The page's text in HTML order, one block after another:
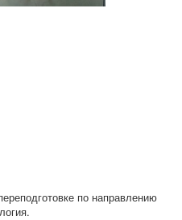
по направлению